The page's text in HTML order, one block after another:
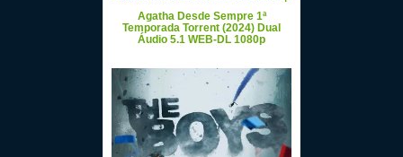
Agatha Desde Sempre 1ª
Temporada Torrent (2024) Dual
Áudio 5.1 WEB-DL 1080p